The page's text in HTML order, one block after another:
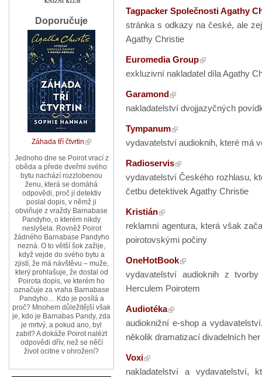
Tagpacker Společnosti Agathy
stránka s odkazy na české, ale
Agathy Christie
Euromedia Group
exkluzivní nakladatel díla Agathy
Garamond
nakladatelství dvojjazyčných
Tympanum
vydavatelství audioknih, které má
Radioservis
vydavatelství Českého rozhlasu,
četbu detektivek Agathy Christie
Kristián
reklamní agentura, která však
poirotovskými počiny
OneHotBook
vydavatelství audioknih z
Herculem Poirotem
Audiotéka
audioknižní e-shop a
několik dramatizací divadelních her
Voxi
nakladatelství a vydavatelství,
Doporučuje
Záhada tří čtvrtin
Jednoho dne se Poirot vrací z
oběda a přede dveřmi svého
bytu nachází rozzlobenou
ženu, která se domáhá
odpovědi, proč jí detektiv
poslal dopis, v němž ji
obviňuje z vraždy Barnabase
Pandyho, o kterém nikdy
neslyšela. Rovněž Poirot
žádného Barnabase Pandyho
nezná. O to větší šok zažije,
když vejde do svého bytu a
zjistí, že má návštěvu – muže,
který prohlašuje, že dostal od
Poirota dopis, ve kterém ho
označuje za vraha Barnabase
Pandyho… Kdo je posílá a
proč? Mnohem důležitější však
je, kdo je Barnabas Pandy, zda
je mrtvý, a pokud ano, byl
zabit? A dokáže Poirot nalézt
odpovědi dřív, než se něčí
život ocitne v ohrožení?